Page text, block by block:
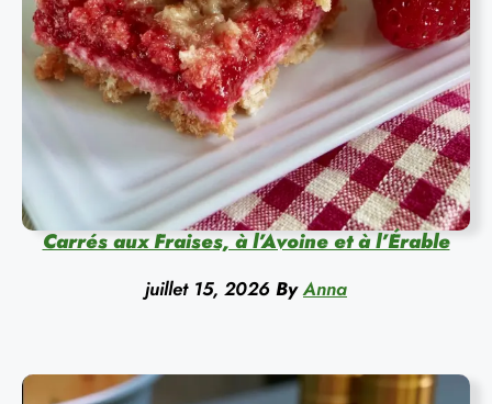
Carrés aux Fraises, à l’Avoine et à l’Érable
juillet 15, 2026 By Anna